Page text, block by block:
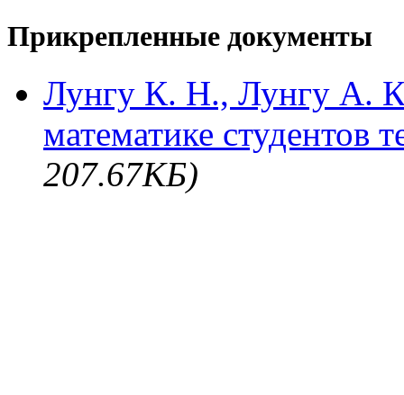
Прикрепленные документы
Лунгу К. Н., Лунгу А.
математике студентов
207.67КБ)